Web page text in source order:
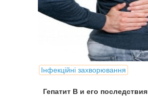
Інфекційні захворювання
Гепатит В и его последствия